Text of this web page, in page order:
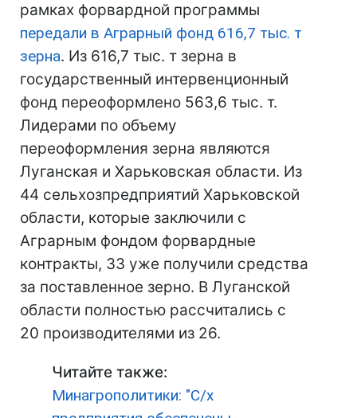
рамках форвардной программы
передали в Аграрный фонд 616,7 тыс. т
зерна. Из 616,7 тыс. т зерна в
государственный интервенционный
фонд переоформлено 563,6 тыс. т.
Лидерами по объему
переоформления зерна являются
Луганская и Харьковская области. Из
44 сельхозпредприятий Харьковской
области, которые заключили с
Аграрным фондом форвардные
контракты, 33 уже получили средства
за поставленное зерно. В Луганской
области полностью рассчитались с
20 производителями из 26.
Читайте также:
Минагрополитики: "С/х